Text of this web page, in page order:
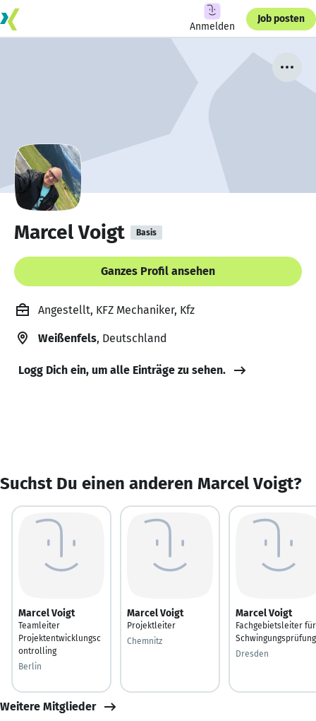
Anmelden
Job posten
Marcel Voigt Basis
Ganzes Profil ansehen
Angestellt, KFZ Mechaniker, Kfz
Weißenfels, Deutschland
Logg Dich ein, um alle Einträge zu sehen.
Suchst Du einen anderen Marcel Voigt?
Marcel Voigt
Teamleiter
Projektentwicklungsc
ontrolling
Berlin
Marcel Voigt
Projektleiter
Chemnitz
Marcel Voigt
Fachgebietsleiter für
Schwingungsprüfung
Dresden
Weitere Mitglieder